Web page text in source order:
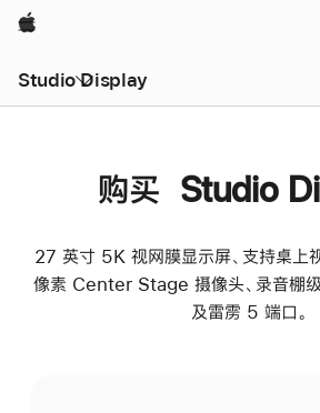
Apple
Studio Display
购买 Studio
27 英寸 5K 视网膜显示屏、支持桌上
像素 Center Stage 摄像头、录音棚级
及雷雳 5 端口。